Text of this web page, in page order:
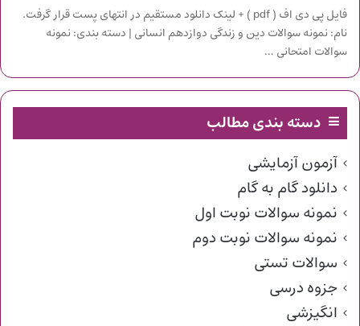
فایل پی دی اف ( pdf ) + لینک دانلود مستقیم در انتهای پست قرار گرفت.
نام: نمونه سوالات دین و زندگی دوازدهم انسانی | دسته بندی: نمونه
سوالات امتحانی …
دسته بندی مطالب
آزمون آزمایشی
دانلود گام به گام
نمونه سوالات نوبت اول
نمونه سوالات نوبت دوم
سوالات تستی
جزوه درسی
انگیزشی